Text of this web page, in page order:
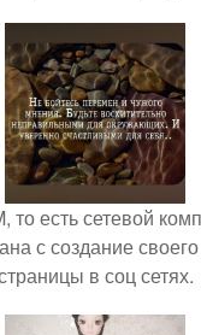
то есть сетевой
с создание
в соц сетях.